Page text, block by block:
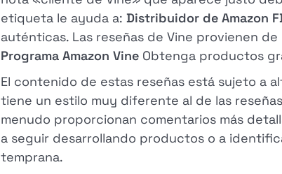
etiqueta le ayuda a: Distribuidor de Amazon
auténticas. Las reseñas de Vine provienen
Programa Amazon VineObtenga productos
El contenido de estas reseñas está sujeto a
tiene un estilo muy diferente al de las
menudo proporcionan comentarios más
a seguir desarrollando productos o a
temprana.